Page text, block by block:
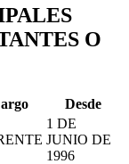
O
Desde
1 DE
JUNIO DE
1996